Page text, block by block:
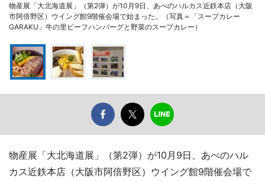
物産展「大北海道展」（第2弾）が10月9日、あべのハルカス近鉄本店（大阪
市阿倍野区）ウイング館9階催会場で始まった。（写真＝「スープカレー
GARAKU」牛の里ビーフハンバーグと野菜のスープカレー）
物産展「大北海道展」（第2弾）が10月9日、あべのハル
カス近鉄本店（大阪市阿倍野区）ウイング館9階催会場で